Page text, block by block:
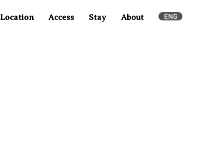
Location Access Stay About